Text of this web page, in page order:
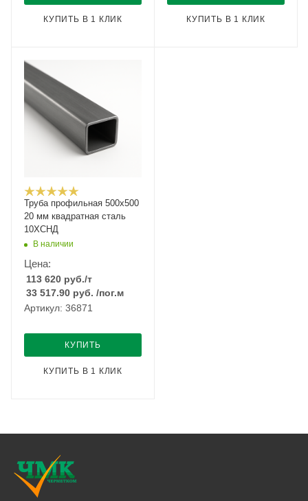
КУПИТЬ В 1 КЛИК КУПИТЬ В 1 КЛИК
Труба профильная 500х500
20 мм квадратная сталь
10ХСНД
В наличии
Цена:
113 620 руб./т
33 517.90 руб. /пог.м
Артикул: 36871
КУПИТЬ
КУПИТЬ В 1 КЛИК